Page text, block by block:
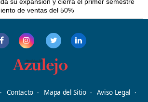
su expansión y cierra el primer semestre
de ventas del 50%
Contacto Mapa del Sitio
Aviso Legal